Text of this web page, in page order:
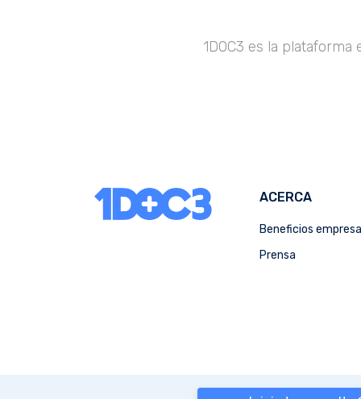
1DOC3 es la
ACERCA
Beneficios
Prensa